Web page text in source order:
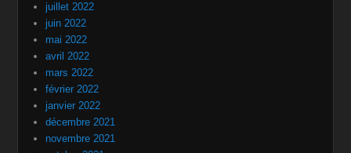
juillet 2022
juin 2022
mai 2022
avril 2022
mars 2022
février 2022
janvier 2022
décembre 2021
novembre 2021